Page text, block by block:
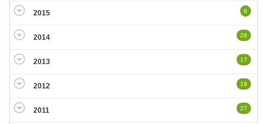
2015 6
2014 26
2013 17
2012 19
2011 27